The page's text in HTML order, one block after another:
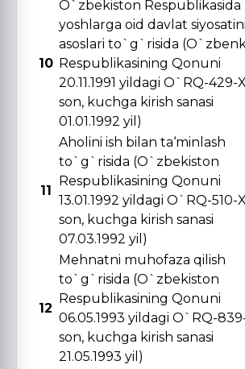
10
O`zbekiston Respublikasida
yoshlarga oid davlat
asoslari to`g`risida
Respublikasining Qonuni
20.11.1991 yildagi O`RQ-429-
son, kuchga kirish sanasi
01.01.1992 yil)
11
Aholini ish bilan ta‘minlash
to`g`risida (O`zbekiston
Respublikasining Qonuni
13.01.1992 yildagi O`RQ-510-
son, kuchga kirish sanasi
07.03.1992 yil)
12
Mehnatni muhofaza qilish
to`g`risida (O`zbekiston
Respublikasining Qonuni
06.05.1993 yildagi O`RQ-
son, kuchga kirish sanasi
21.05.1993 yil)